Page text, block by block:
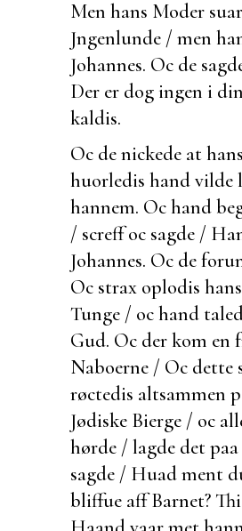
Men hans Moder
Jngenlunde / men
Johannes. Oc de
Der er dog ingen i
kaldis.
Oc de nickede at
huorledis hand vilde
hannem. Oc hand
/ screff oc sagde /
Johannes. Oc de
Oc strax oplodis
Tunge / oc hand
Gud. Oc der kom en
Naboerne / Oc dette
røctedis altsammen
Jødiske Bierge / oc
hørde / lagde det
sagde / Huad ment
bliffue aff Barnet?